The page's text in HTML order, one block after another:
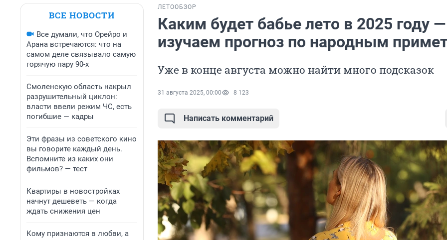
ВСЕ НОВОСТИ
Все думали, что Орейро и
Арана встречаются: что на
самом деле связывало самую
горячую пару 90-х
Смоленскую область накрыл
разрушительный циклон:
власти ввели режим ЧС, есть
погибшие — кадры
Эти фразы из советского кино
вы говорите каждый день.
Вспомните из каких они
фильмов? — тест
Квартиры в новостройках
начнут дешеветь — когда
ждать снижения цен
Кому признаются в любви, а
ЛЕТООБЗОР
Каким будет бабье лето в 2025 году —
изучаем прогноз по народным
Уже в конце августа можно найти много подсказок
31 августа 2025, 00:00 8 123
Написать комментарий